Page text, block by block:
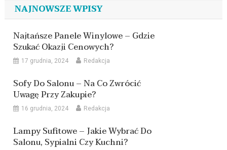
NAJNOWSZE WPISY
Najtańsze Panele Winylowe – Gdzie
Szukać Okazji Cenowych?
17 grudnia, 2024 Redakcja
Sofy Do Salonu – Na Co Zwrócić
Uwagę Przy Zakupie?
16 grudnia, 2024 Redakcja
Lampy Sufitowe – Jakie Wybrać Do
Salonu, Sypialni Czy Kuchni?